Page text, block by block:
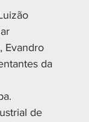
Evandro
da
de